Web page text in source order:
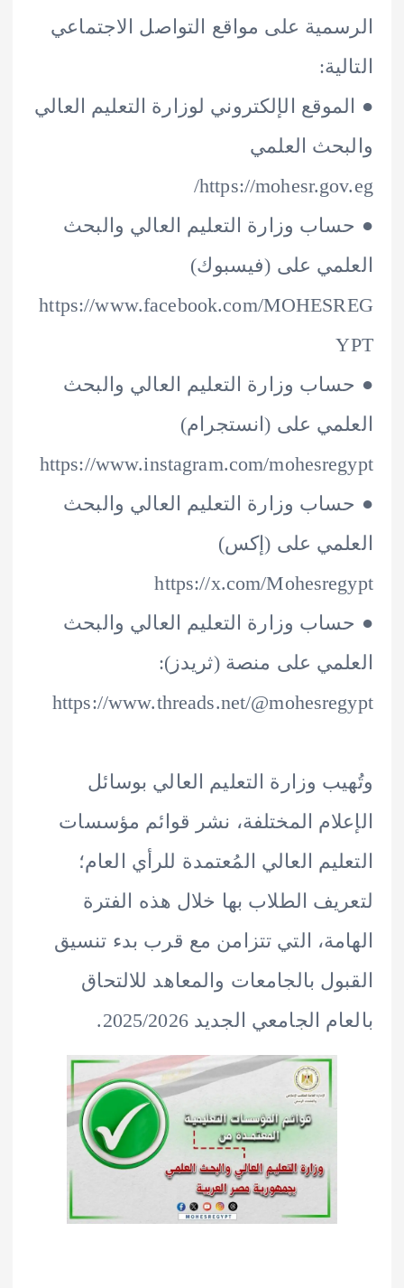
على مواقع التواصل الاجتماعي
الإلكتروني لوزارة التعليم العالي
العلمي
https://
وزارة التعليم العالي والبحث
على (فيسبوك)
https://www.facebook.com/
وزارة التعليم العالي والبحث
على (انستجرام)
https://www.instagram.com/
وزارة التعليم العالي والبحث
على (إكس)
https://x.com/
وزارة التعليم العالي والبحث
على منصة (ثريدز):
https://www.threads.net/
وزارة التعليم العالي بوسائل
المختلفة، نشر قوائم مؤسسات
العالي المُعتمدة للرأي العام؛
الطلاب بها خلال هذه الفترة
التي تتزامن مع قرب بدء تنسيق
بالجامعات والمعاهد للالتحاق
الجامعي الجديد 2025/2026.